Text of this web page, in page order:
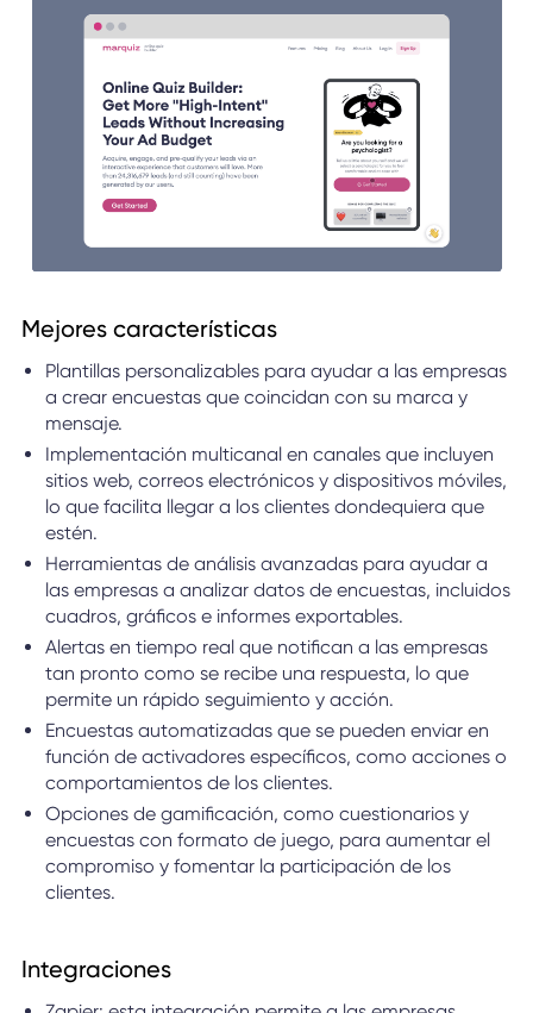
Mejores características
Plantillas personalizables para ayudar a las empresas
a crear encuestas que coincidan con su marca y
mensaje.
Implementación multicanal en canales que incluyen
sitios web, correos electrónicos y dispositivos móviles,
lo que facilita llegar a los clientes dondequiera que
estén.
Herramientas de análisis avanzadas para ayudar a
las empresas a analizar datos de encuestas, incluidos
cuadros, gráficos e informes exportables.
Alertas en tiempo real que notifican a las empresas
tan pronto como se recibe una respuesta, lo que
permite un rápido seguimiento y acción.
Encuestas automatizadas que se pueden enviar en
función de activadores específicos, como acciones o
comportamientos de los clientes.
Opciones de gamificación, como cuestionarios y
encuestas con formato de juego, para aumentar el
compromiso y fomentar la participación de los
clientes.
Integraciones